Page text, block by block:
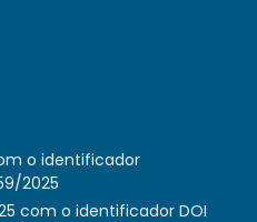
o identificador
2025
com o identificador DOI